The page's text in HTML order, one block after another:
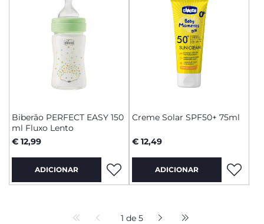
Biberão PERFECT EASY 150
ml Fluxo Lento
€ 12,99
ADICIONAR
Creme Solar SPF50+ 75ml
€ 12,49
ADICIONAR
1 de 5